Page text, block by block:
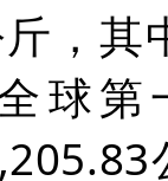
，
球